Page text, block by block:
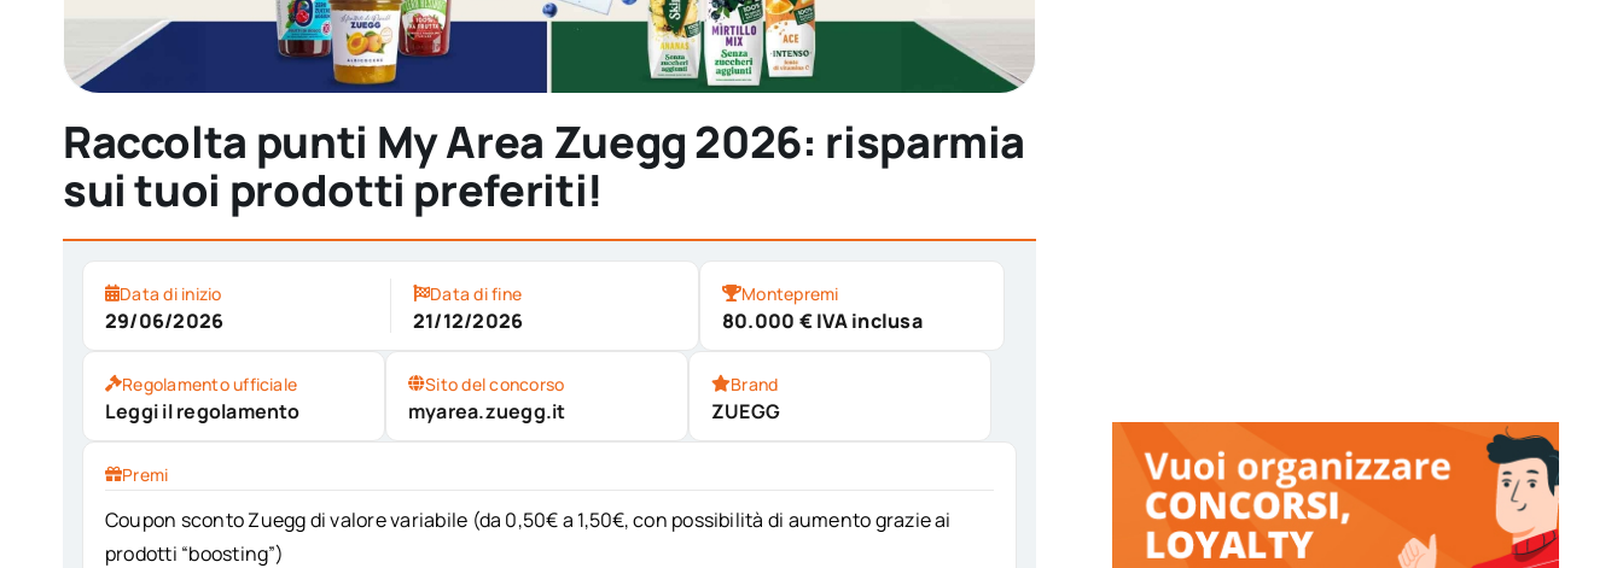
Raccolta punti My Area Zuegg 2026: risparmia
sui tuoi prodotti preferiti!
Data di inizio
29/06/2026
Data di fine
21/12/2026
Montepremi
80.000 € IVA inclusa
Regolamento ufficiale
Leggi il regolamento
Sito del concorso
myarea.zuegg.it
Brand
ZUEGG
Premi
Coupon sconto Zuegg di valore variabile (da 0,50€ a 1,50€, con possibilità di aumento grazie ai
prodotti “boosting”)